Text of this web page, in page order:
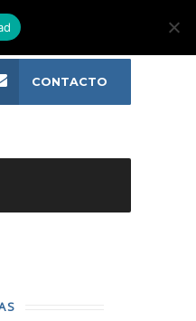
CONTACTO